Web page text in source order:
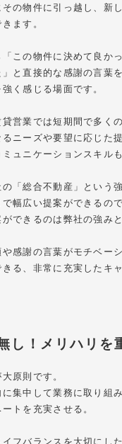
その物件に引っ越し、新
ます。
「この物件に決めて良か
」と直接的な感謝の言葉
く感じる場面です。
貸営業では短期間で多く
ニーズや要望に応じた
ュニケーションスキル
の「総合不動産」という
で幅広い提案ができるの
できるのは弊社の強み
感謝の言葉がモチベー
る、非常に充実したキ
し！メリハリを
原則です。
集中して業務に取り組
トを充実させる。
イフバランスを大切にし